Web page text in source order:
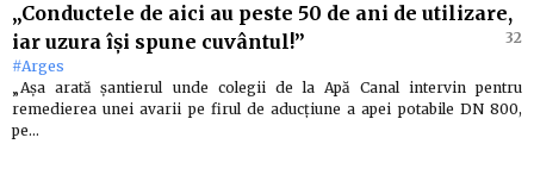
„Conductele de aici au peste 50 de ani de utilizare,
iar uzura își spune cuvântul!”
32
#Arges
„Așa arată șantierul unde colegii de la Apă Canal intervin pentru
remedierea unei avarii pe firul de aducțiune a apei potabile DN 800,
pe…